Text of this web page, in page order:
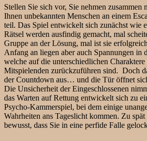
Stellen Sie sich vor, Sie nehmen zusammen
Ihnen unbekannten Menschen an einem
teil. Das Spiel entwickelt sich zunächst wie
Rätsel werden ausfindig gemacht, mal
Gruppe an der Lösung, mal ist sie
Anfang an liegen aber auch Spannungen in
welche auf die unterschiedlichen Charaktere
Mitspielenden zurückzuführen sind. Doch
der Countdown aus… und die Tür öffnet
Die Unsicherheit der Eingeschlossenen
das Warten auf Rettung entwickelt sich zu
Psycho-Kammerspiel, bei dem einige
Wahrheiten ans Tageslicht kommen. Zu
bewusst, dass Sie in eine perfide Falle